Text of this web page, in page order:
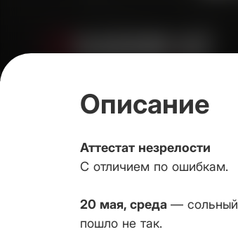
Описание
Аттестат незрелости
С отличием по ошибкам.
20 мая, среда — сольный
пошло не так.